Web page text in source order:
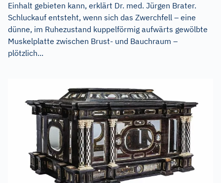
Einhalt gebieten kann, erklärt Dr. med. Jürgen Brater.
Schluckauf entsteht, wenn sich das Zwerchfell – eine
dünne, im Ruhezustand kuppelförmig aufwärts gewölbte
Muskelplatte zwischen Brust- und Bauchraum –
plötzlich...